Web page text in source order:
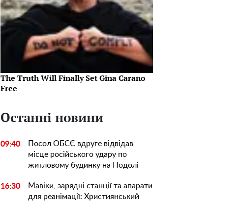
The Truth Will Finally Set Gina Carano
Free
Останні новини
09:40
Посол ОБСЄ вдруге відвідав
місце російського удару по
житловому будинку на Подолі
16:30
Мавіки, зарядні станції та апарати
для реанімації: Християнський